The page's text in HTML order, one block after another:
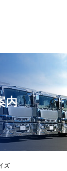
内
ズ